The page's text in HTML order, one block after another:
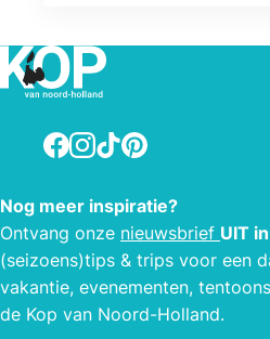
Facebook
Instagram
TikTokPinterest
Nog meer inspiratie?
Ontvang onze nieuwsbrief UIT
(seizoens)tips & trips voor een
vakantie, evenementen,
de Kop van Noord-Holland.